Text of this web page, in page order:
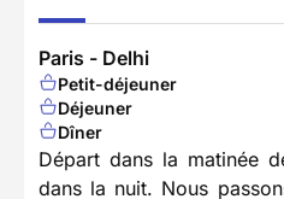
Paris - Delhi
Petit-déjeuner
Déjeuner
Dîner
Départ dans la matinée
dans la nuit. Nous